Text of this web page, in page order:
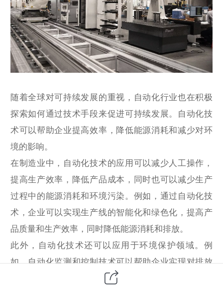
随着全球对可持续发展的重视，自动化行业也在积极
探索如何通过技术手段来促进可持续发展。自动化技
术可以帮助企业提高效率，降低能源消耗和减少对环
境的影响。
在制造业中，自动化技术的应用可以减少人工操作，
提高生产效率，降低产品成本，同时也可以减少生产
过程中的能源消耗和环境污染。例如，通过自动化技
术，企业可以实现生产线的智能化和绿色化，提高产
品质量和生产效率，同时降低能源消耗和排放。
此外，自动化技术还可以应用于环境保护领域。例
如，自动化监测和控制技术可以帮助企业实现对排放
物的实时监测和控制，确保排放符合环保标准。自动